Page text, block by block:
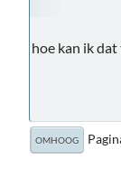
hoe kan ik
OMHOOG